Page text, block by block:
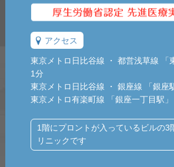
アクセス
東京メトロ日比谷線 ・ 都営浅草線 「
1分
東京メトロ日比谷線 ・ 銀座線 「銀座
東京メトロ有楽町線 「銀座一丁目駅
1階にプロントが入っているビルの3
リニックです